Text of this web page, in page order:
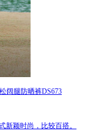
阔腿防晒裤DS673
新颖时尚，比较百搭。